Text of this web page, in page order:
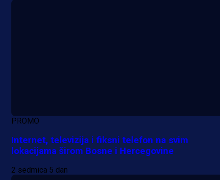
PROMO
Internet, televizija i fiksni telefon na svim
lokacijama širom Bosne i Hercegovine
2 sedmica 5 dan